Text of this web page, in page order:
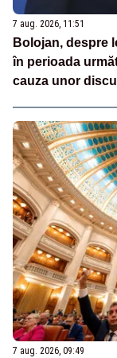
7 aug. 2026, 11:51
Bolojan, despre
în perioada
cauza unor
7 aug. 2026, 09:49